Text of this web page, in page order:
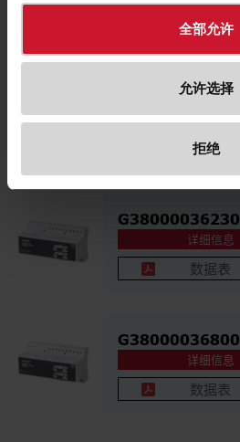
全部允许
允许选择
拒绝
数据表
G38000016800
详细信息
数据表
G38000036230
详细信息
数据表
G38000036800
详细信息
数据表